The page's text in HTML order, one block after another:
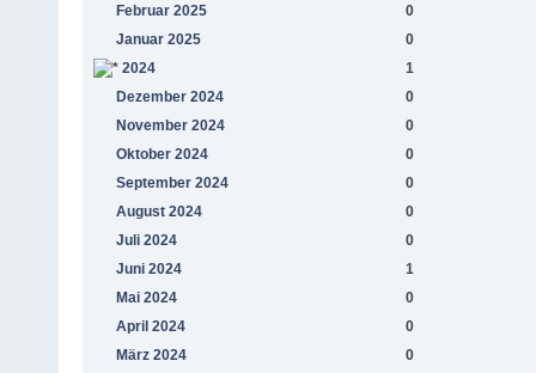
Februar 2025
0
Januar 2025
0
2024
1
Dezember 2024
0
November 2024
0
Oktober 2024
0
September 2024
0
August 2024
0
Juli 2024
0
Juni 2024
1
Mai 2024
0
April 2024
0
März 2024
0